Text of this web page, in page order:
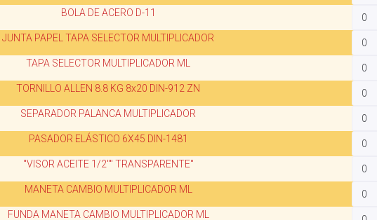
BOLA DE ACERO D-11
JUNTA PAPEL TAPA SELECTOR MULTIPLICADOR
TAPA SELECTOR MULTIPLICADOR ML
TORNILLO ALLEN 8.8 KG 8x20 DIN-912 ZN
SEPARADOR PALANCA MULTIPLICADOR
PASADOR ELÁSTICO 6X45 DIN-1481
"VISOR ACEITE 1/2"" TRANSPARENTE"
MANETA CAMBIO MULTIPLICADOR ML
FUNDA MANETA CAMBIO MULTIPLICADOR ML